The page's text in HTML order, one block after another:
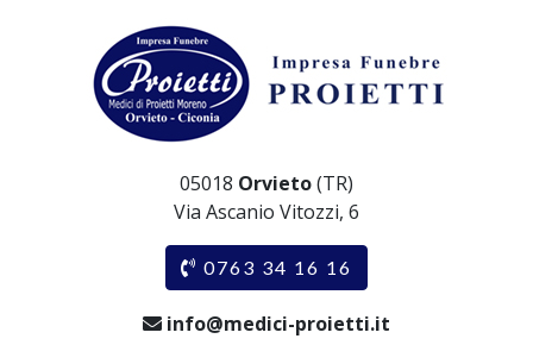
05018 Orvieto(TR)
Via Ascanio Vitozzi, 6
0763 34 16 16
info@medici-proietti.it